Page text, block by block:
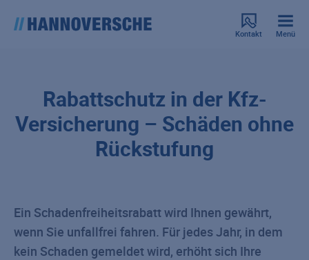
Kontakt Menü
Rabattschutz in der Kfz-
Versicherung – Schäden ohne
Rückstufung
Ein Schadenfreiheitsrabatt wird Ihnen gewährt,
wenn Sie unfallfrei fahren. Für jedes Jahr, in dem
kein Schaden gemeldet wird, erhöht sich Ihre